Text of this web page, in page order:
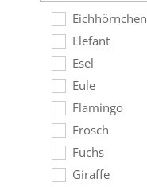
Eichhörnchen
Elefant
Esel
Eule
Flamingo
Frosch
Fuchs
Giraffe